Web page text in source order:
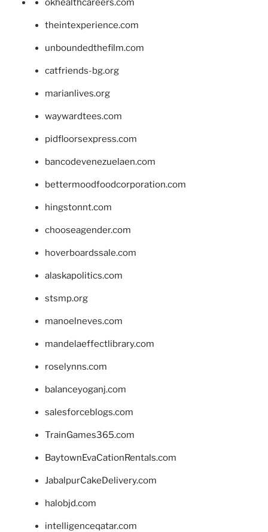
okhealthcareers.com
theintexperience.com
unboundedthefilm.com
catfriends-bg.org
marianlives.org
waywardtees.com
pidfloorsexpress.com
bancodevenezuelaen.com
bettermoodfoodcorporation.com
hingstonnt.com
chooseagender.com
hoverboardssale.com
alaskapolitics.com
stsmp.org
manoelneves.com
mandelaeffectlibrary.com
roselynns.com
balanceyoganj.com
salesforceblogs.com
TrainGames365.com
BaytownEvaCationRentals.com
JabalpurCakeDelivery.com
halobjd.com
intelligenceqatar.com